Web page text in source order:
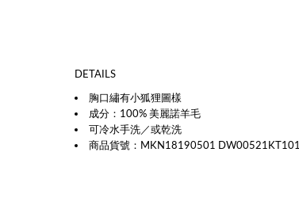
DETAILS
胸口繡有小狐狸圖樣
成分：100% 美麗諾羊毛
可冷水手洗／或乾洗
商品貨號：MKN18190501